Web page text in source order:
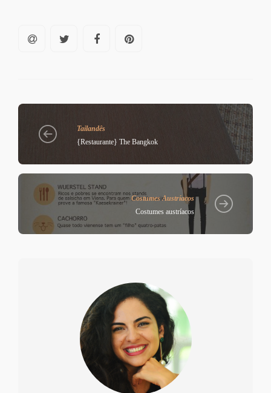
Tailandês
{Restaurante} The Bangkok
Costumes Austríacos
Costumes austríacos